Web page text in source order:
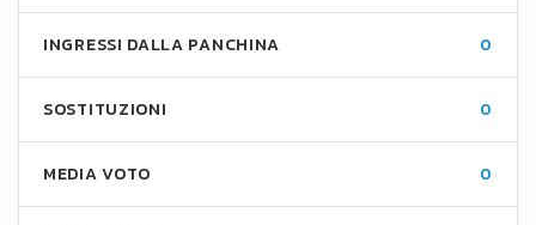
INGRESSI DALLA PANCHINA 0
SOSTITUZIONI 0
MEDIA VOTO 0